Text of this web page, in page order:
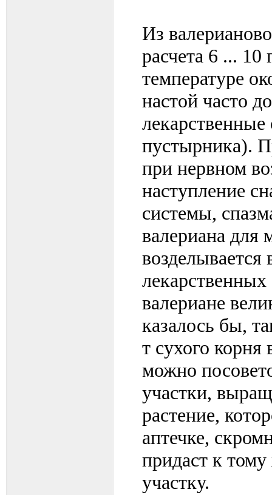
Из
расчета 6 ...
температуре
настой часто
лекарственные
пустырника).
при нервном
наступление
системы,
валериана
валериане
казалось бы,
т сухого корня
можно
участки,
растение,
аптечке,
придаст к
участку.